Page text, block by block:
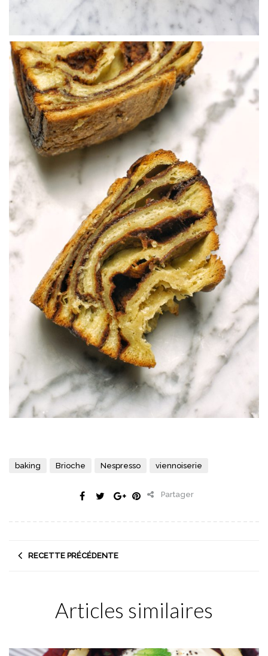
baking Brioche Nespresso viennoiserie
Partager
RECETTE PRÉCÉDENTE
Articles similaires